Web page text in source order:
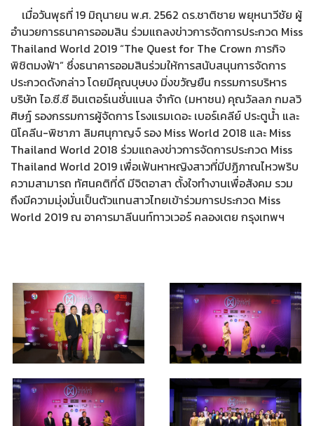
เมื่อวันพุธที่ 19 มิถุนายน พ.ศ. 2562 ดร.ชาติชาย พยุหนาวีชัย ผู้
อำนวยการธนาคารออมสิน ร่วมแถลงข่าวการจัดการประกวด Miss
Thailand World 2019 “The Quest for The Crown ภารกิจ
พิชิตมงฟ้า” ซึ่งธนาคารออมสินร่วมให้การสนับสนุนการจัดการ
ประกวดดังกล่าว โดยมีคุณบุษบง มิ่งขวัญยืน กรรมการบริหาร
บริษัท ไอ.ซี.ซี อินเตอร์เนชั่นแนล จำกัด (มหาชน) คุณวัลลภ กมลวิ
ศิษฎ์ รองกรรมการผู้จัดการ โรงแรมเดอะ เบอร์เคลีย์ ประตูน้ำ และ
นิโคลีน-พิชาภา ลิมศนุกาญจ์ รอง Miss World 2018 และ Miss
Thailand World 2018 ร่วมแถลงข่าวการจัดการประกวด Miss
Thailand World 2019 เพื่อเฟ้นหาหญิงสาวที่มีปฏิภาณไหวพริบ
ความสามารถ ทัศนคติที่ดี มีจิตอาสา ตั้งใจทำงานเพื่อสังคม รวม
ถึงมีความมุ่งมั่นเป็นตัวแทนสาวไทยเข้าร่วมการประกวด Miss
World 2019 ณ อาคารมาลีนนท์ทาวเวอร์ คลองเตย กรุงเทพฯ